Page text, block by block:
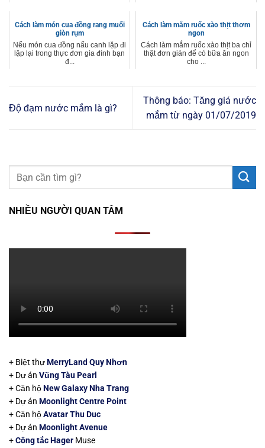
Cách làm món cua đồng rang muối
giòn rụm
Nếu món cua đồng nấu canh lặp đi
lặp lại trong thực đơn gia đình bạn
đ...
Cách làm mắm ruốc xào thịt thơm
ngon
Cách làm mắm ruốc xào thịt ba chỉ
thật đơn giản để có bữa ăn ngon
cho ...
Độ đạm nước mắm là gì?
Thông báo: Tăng giá nước
mắm từ ngày 01/07/2019
NHIỀU NGƯỜI QUAN TÂM
+ Biệt thựMerryLand Quy Nhơn
+ Dự án Vũng Tàu Pearl
+ Căn hộNew Galaxy Nha Trang
+ Dự án Moonlight Centre Point
+ Căn hộAvatar Thu Duc
+ Dự án Moonlight Avenue
+Công tắc Hager Muse